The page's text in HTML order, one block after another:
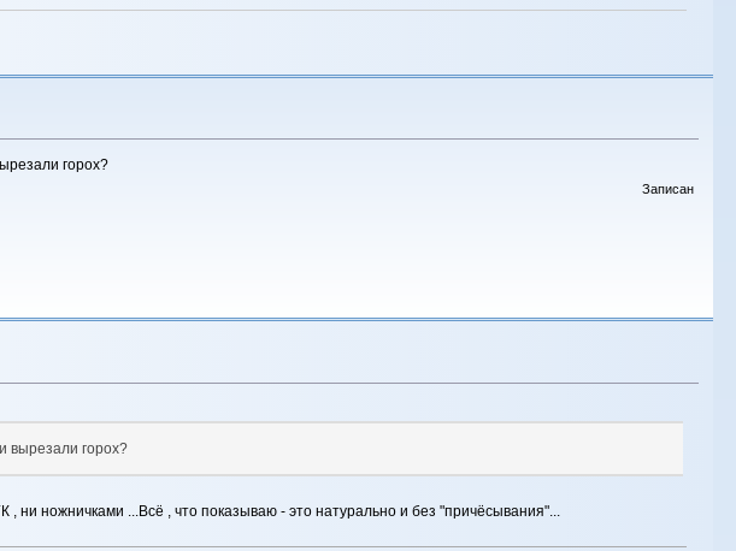
горох?
Записан
вырезали горох?
ни ножничками ...Всё , что показываю - это натурально и без "причёсывания"...